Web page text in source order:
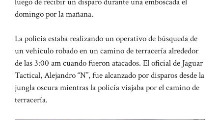
domingo por la mañana.
La policía estaba realizando un operativo de búsqueda de
un vehículo robado en un camino de terracería alrededor
de las 3:00 am cuando fueron atacados. El oficial de Jaguar
Tactical, Alejandro “N”, fue alcanzado por disparos desde la
jungla oscura mientras la policía viajaba por el camino de
terracería.